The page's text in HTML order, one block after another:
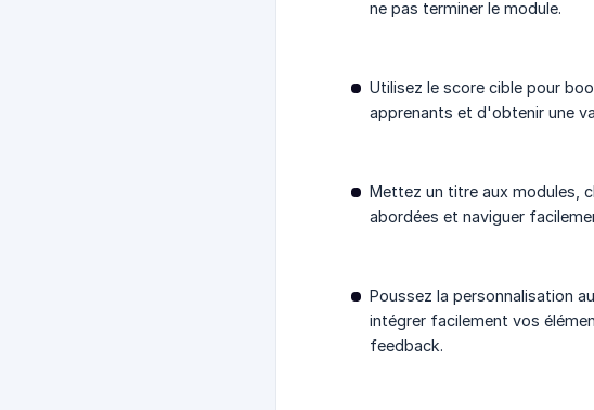
ne pas terminer le module.
Utilisez le score cible pour
apprenants et d'obtenir une
Mettez un titre aux modules,
abordées et naviguer
Poussez la personnalisation
intégrer facilement vos
feedback.